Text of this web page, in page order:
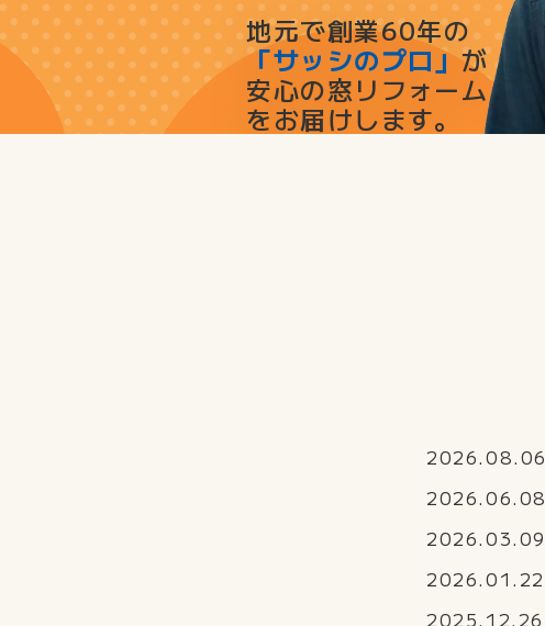
地元で創業60年の
「サッシのプロ」 が
安心の窓リフォーム
をお届けします。
2026.08.06
2026.06.08
2026.03.09
2026.01.22
2025.12.26